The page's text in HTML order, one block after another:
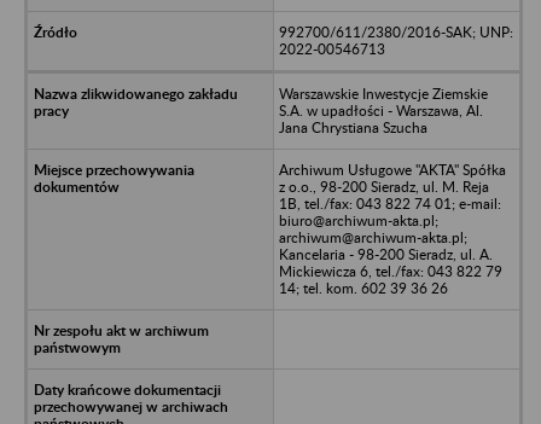
992700/611/2380/2016-SAK; UNP:
2022-00546713
Warszawskie Inwestycje Ziemskie
S.A. w upadłości - Warszawa, Al.
Jana Chrystiana Szucha
Archiwum Usługowe "AKTA" Spółka
z o.o., 98-200 Sieradz, ul. M. Reja
1B, tel./fax: 043 822 74 01; e-mail:
biuro@archiwum-akta.pl;
archiwum@archiwum-akta.pl;
Kancelaria - 98-200 Sieradz, ul. A.
Mickiewicza 6, tel./fax: 043 822 79
14; tel. kom. 602 39 36 26